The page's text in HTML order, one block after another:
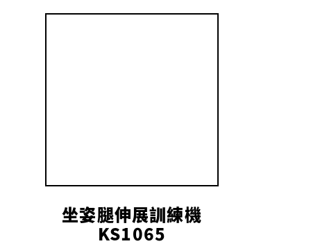
坐姿腿伸展訓練機
KS1065